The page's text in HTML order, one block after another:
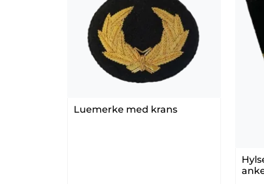
Luemerke med krans